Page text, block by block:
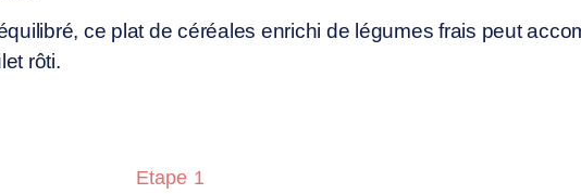
ce plat de céréales enrichi de légumes frais peut
rôti.
Etape 1